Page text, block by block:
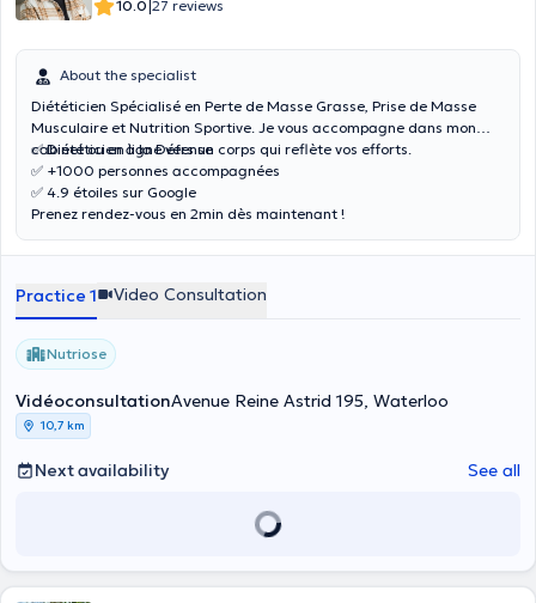
10.0|27 reviews
About the specialist
Diététicien Spécialisé en Perte de Masse Grasse, Prise de Masse
Musculaire et Nutrition Sportive. Je vous accompagne dans mon
cabinet ou en ligne vers un corps qui reflète vos efforts.
✅ Diététicien à la Défense
✅ +1000 personnes accompagnées
✅ 4.9 étoiles sur Google
Prenez rendez-vous en 2min dès maintenant !
Practice 1 Video Consultation
Nutriose
VidéoconsultationAvenue Reine Astrid 195, Waterloo
10,7 km
Next availability See all